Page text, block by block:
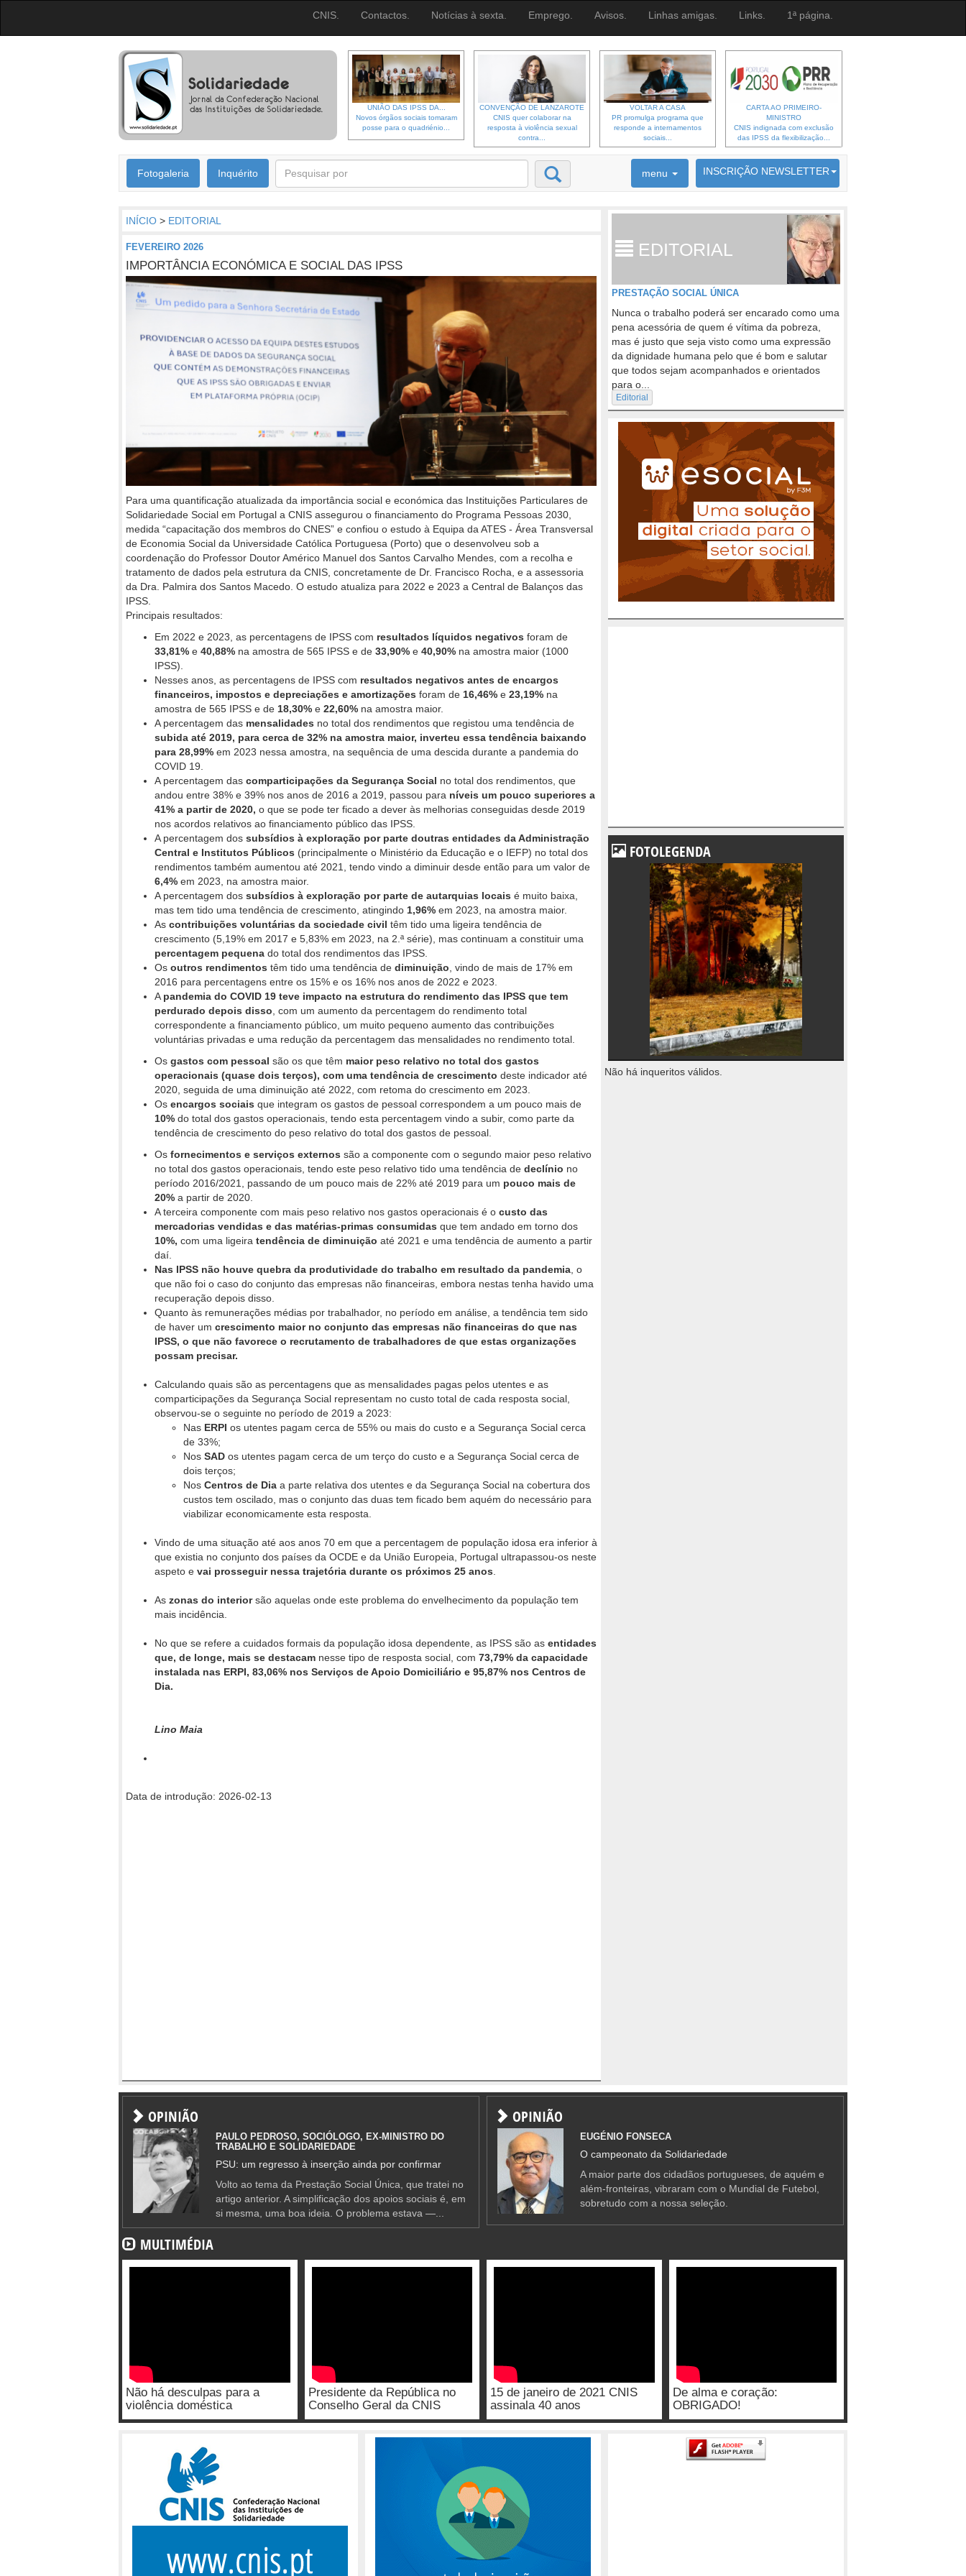
CNIS. Contactos. Notícias à sexta. Emprego. Avisos. Linhas amigas. Links. 1ª página.
UNIÃO DAS IPSS DA...
Novos órgãos sociais tomaram
posse para o quadriénio...
CONVENÇÃO DE LANZAROTE
CNIS quer colaborar na
resposta à violência sexual
contra...
VOLTAR A CASA
PR promulga programa que
responde a internamentos
sociais...
CARTA AO PRIMEIRO-
MINISTRO
CNIS indignada com exclusão
das IPSS da flexibilização...
Fotogaleria Inquérito menu INSCRIÇÃO NEWSLETTER
6692 membros inscritos
INÍCIO > EDITORIAL
FEVEREIRO 2026
IMPORTÂNCIA ECONÓMICA E SOCIAL DAS IPSS
Para uma quantificação atualizada da importância social e económica das Instituições Particulares de
Solidariedade Social em Portugal a CNIS assegurou o financiamento do Programa Pessoas 2030,
medida “capacitação dos membros do CNES” e confiou o estudo à Equipa da ATES - Área Transversal
de Economia Social da Universidade Católica Portuguesa (Porto) que o desenvolveu sob a
coordenação do Professor Doutor Américo Manuel dos Santos Carvalho Mendes, com a recolha e
tratamento de dados pela estrutura da CNIS, concretamente de Dr. Francisco Rocha, e a assessoria
da Dra. Palmira dos Santos Macedo. O estudo atualiza para 2022 e 2023 a Central de Balanços das
IPSS.
Principais resultados:
Em 2022 e 2023, as percentagens de IPSS com resultados líquidos negativos foram de
33,81% e 40,88% na amostra de 565 IPSS e de 33,90% e 40,90% na amostra maior (1000
IPSS).
Nesses anos, as percentagens de IPSS com resultados negativos antes de encargos
financeiros, impostos e depreciações e amortizações foram de 16,46% e 23,19% na
amostra de 565 IPSS e de 18,30% e 22,60% na amostra maior.
A percentagem das mensalidades no total dos rendimentos que registou uma tendência de
subida até 2019, para cerca de 32% na amostra maior, inverteu essa tendência baixando
para 28,99% em 2023 nessa amostra, na sequência de uma descida durante a pandemia do
COVID 19.
A percentagem das comparticipações da Segurança Social no total dos rendimentos, que
andou entre 38% e 39% nos anos de 2016 a 2019, passou para níveis um pouco superiores a
41% a partir de 2020, o que se pode ter ficado a dever às melhorias conseguidas desde 2019
nos acordos relativos ao financiamento público das IPSS.
A percentagem dos subsídios à exploração por parte doutras entidades da Administração
Central e Institutos Públicos (principalmente o Ministério da Educação e o IEFP) no total dos
rendimentos também aumentou até 2021, tendo vindo a diminuir desde então para um valor de
6,4% em 2023, na amostra maior.
A percentagem dos subsídios à exploração por parte de autarquias locais é muito baixa,
mas tem tido uma tendência de crescimento, atingindo 1,96% em 2023, na amostra maior.
As contribuições voluntárias da sociedade civil têm tido uma ligeira tendência de
crescimento (5,19% em 2017 e 5,83% em 2023, na 2.ª série), mas continuam a constituir uma
percentagem pequena do total dos rendimentos das IPSS.
Os outros rendimentos têm tido uma tendência de diminuição , vindo de mais de 17% em
2016 para percentagens entre os 15% e os 16% nos anos de 2022 e 2023.
A pandemia do COVID 19 teve impacto na estrutura do rendimento das IPSS que tem
perdurado depois disso , com um aumento da percentagem do rendimento total
correspondente a financiamento público, um muito pequeno aumento das contribuições
voluntárias privadas e uma redução da percentagem das mensalidades no rendimento total.
Os gastos com pessoal são os que têm maior peso relativo no total dos gastos
operacionais (quase dois terços), com uma tendência de crescimento deste indicador até
2020, seguida de uma diminuição até 2022, com retoma do crescimento em 2023.
Os encargos sociais que integram os gastos de pessoal correspondem a um pouco mais de
10% do total dos gastos operacionais, tendo esta percentagem vindo a subir, como parte da
tendência de crescimento do peso relativo do total dos gastos de pessoal.
Os fornecimentos e serviços externos são a componente com o segundo maior peso relativo
no total dos gastos operacionais, tendo este peso relativo tido uma tendência de declínio no
período 2016/2021, passando de um pouco mais de 22% até 2019 para um pouco mais de
20% a partir de 2020.
A terceira componente com mais peso relativo nos gastos operacionais é o custo das
mercadorias vendidas e das matérias-primas consumidas que tem andado em torno dos
10%, com uma ligeira tendência de diminuição até 2021 e uma tendência de aumento a partir
daí.
Nas IPSS não houve quebra da produtividade do trabalho em resultado da pandemia , o
que não foi o caso do conjunto das empresas não financeiras, embora nestas tenha havido uma
recuperação depois disso.
Quanto às remunerações médias por trabalhador, no período em análise, a tendência tem sido
de haver um crescimento maior no conjunto das empresas não financeiras do que nas
IPSS, o que não favorece o recrutamento de trabalhadores de que estas organizações
possam precisar.
Calculando quais são as percentagens que as mensalidades pagas pelos utentes e as
comparticipações da Segurança Social representam no custo total de cada resposta social,
observou-se o seguinte no período de 2019 a 2023:
Nas ERPI os utentes pagam cerca de 55% ou mais do custo e a Segurança Social cerca
de 33%;
Nos SAD os utentes pagam cerca de um terço do custo e a Segurança Social cerca de
dois terços;
Nos Centros de Dia a parte relativa dos utentes e da Segurança Social na cobertura dos
custos tem oscilado, mas o conjunto das duas tem ficado bem aquém do necessário para
viabilizar economicamente esta resposta.
Vindo de uma situação até aos anos 70 em que a percentagem de população idosa era inferior à
que existia no conjunto dos países da OCDE e da União Europeia, Portugal ultrapassou-os neste
aspeto e vai prosseguir nessa trajetória durante os próximos 25 anos
As zonas do interiorsão aquelas onde este problema do envelhecimento da população tem
mais incidência.
No que se refere a cuidados formais da população idosa dependente, as IPSS são as entidades
que, de longe, mais se destacam nesse tipo de resposta social, com 73,79% da capacidade
instalada nas ERPI, 83,06% nos Serviços de Apoio Domiciliário e 95,87% nos Centros de
Dia.
Lino Maia
Data de introdução: 2026-02-13
EDITORIAL
PRESTAÇÃO SOCIAL ÚNICA
Nunca o trabalho poderá ser encarado como uma
pena acessória de quem é vítima da pobreza,
mas é justo que seja visto como uma expressão
da dignidade humana pelo que é bom e salutar
que todos sejam acompanhados e orientados
para o...
Editorial
FOTOLEGENDA
Não há inqueritos válidos.
OPINIÃO
PAULO PEDROSO, SOCIÓLOGO, EX-MINISTRO DO
TRABALHO E SOLIDARIEDADE
PSU: um regresso à inserção ainda por confirmar
Volto ao tema da Prestação Social Única, que tratei no
artigo anterior. A simplificação dos apoios sociais é, em
si mesma, uma boa ideia. O problema estava —...
OPINIÃO
EUGÉNIO FONSECA
O campeonato da Solidariedade
A maior parte dos cidadãos portugueses, de aquém e
além-fronteiras, vibraram com o Mundial de Futebol,
sobretudo com a nossa seleção.
MULTIMÉDIA
Não há desculpas para a
violência doméstica
Presidente da República no
Conselho Geral da CNIS
15 de janeiro de 2021 CNIS
assinala 40 anos
De alma e coração:
OBRIGADO!